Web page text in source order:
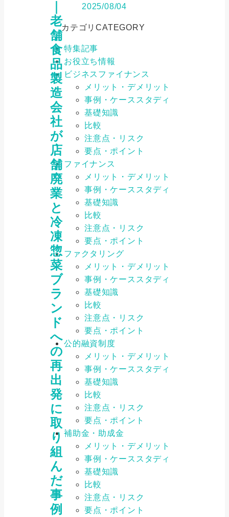
老
舗
食
品
製
造
会
社
が
店
舗
廃
業
と
冷
凍
惣
菜
ブ
ラ
ン
ド
へ
の
再
出
発
に
取
り
組
ん
だ
事
例
2025/08/04
カテゴリCATEGORY
特集記事
お役立ち情報
ビジネスファイナンス
メリット・デメリット
事例・ケーススタディ
基礎知識
比較
注意点・リスク
要点・ポイント
ファイナンス
メリット・デメリット
事例・ケーススタディ
基礎知識
比較
注意点・リスク
要点・ポイント
ファクタリング
メリット・デメリット
事例・ケーススタディ
基礎知識
比較
注意点・リスク
要点・ポイント
公的融資制度
メリット・デメリット
事例・ケーススタディ
基礎知識
比較
注意点・リスク
要点・ポイント
補助金・助成金
メリット・デメリット
事例・ケーススタディ
基礎知識
比較
注意点・リスク
要点・ポイント